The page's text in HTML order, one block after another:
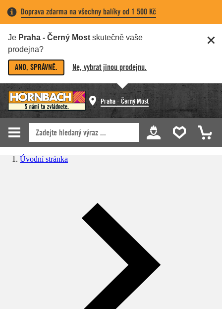
Doprava zdarma na všechny balíky od 1 500 Kč
Je Praha - Černý Most skutečně vaše
prodejna?
ANO, SPRÁVNĚ. Ne, vybrat jinou prodejnu.
Praha - Černý Most
Úvodní stránka